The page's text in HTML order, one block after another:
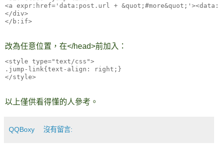
<a expr:href='data:post.url +
</div>
</b:if>
改為任意位置，在</head>前加入：
<style type="text/css">
.jump-link{text-align: right;}
</style>
以上僅供看得懂的人參考。
QQBoxy 沒有留言: